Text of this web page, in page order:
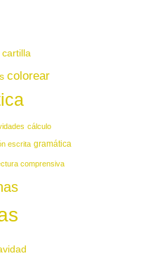
cartilla
colorear
cálculo
escrita gramática
comprensiva